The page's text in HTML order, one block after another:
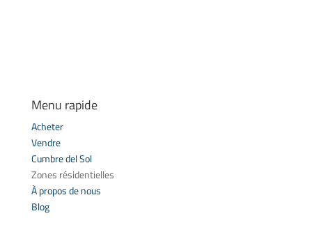
Menu rapide
Acheter
Vendre
Cumbre del Sol
Zones résidentielles
À propos de nous
Blog